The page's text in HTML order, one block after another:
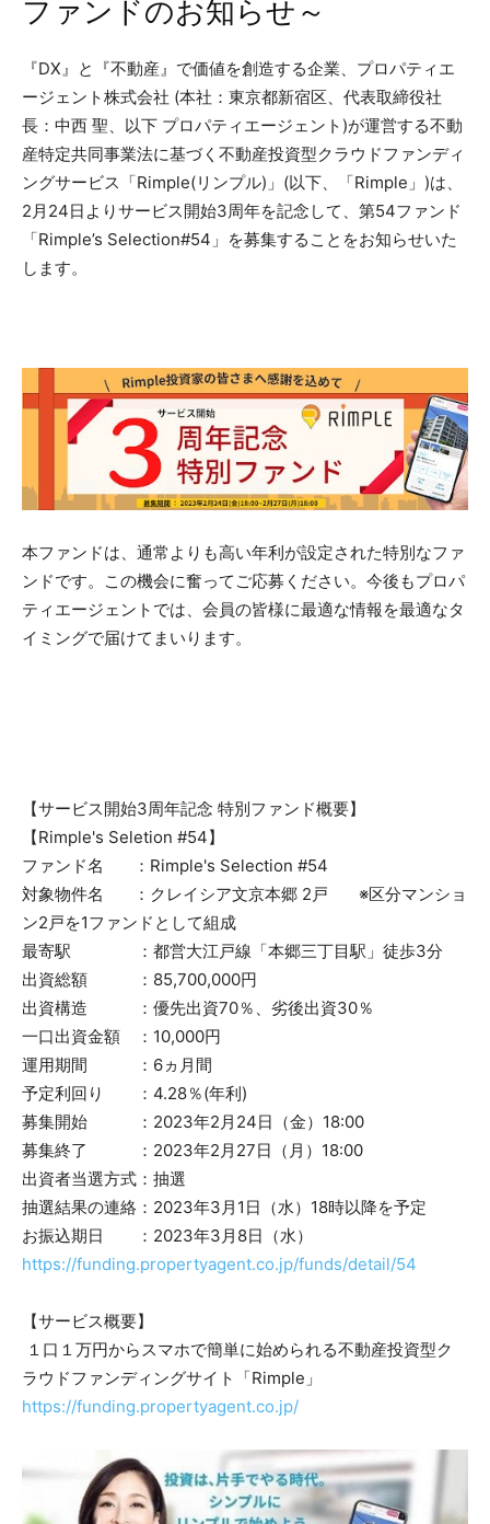
ファンドのお知らせ～
『DX』と『不動産』で価値を創造する企業、プロパティエ
ージェント株式会社 (本社：東京都新宿区、代表取締役社
⻑：中⻄ 聖、以下 プロパティエージェント)が運営する不動
産特定共同事業法に基づく不動産投資型クラウドファンディ
ングサービス「Rimple(リンプル)」(以下、「Rimple」)は、
2月24日よりサービス開始3周年を記念して、第54ファンド
「Rimple’s Selection#54」を募集することをお知らせいた
します。
本ファンドは、通常よりも高い年利が設定された特別なファ
ンドです。この機会に奮ってご応募ください。今後もプロパ
ティエージェントでは、会員の皆様に最適な情報を最適なタ
イミングで届けてまいります。
【サービス開始3周年記念 特別ファンド概要】
【Rimple's Seletion #54】
ファンド名 ：Rimple's Selection #54
対象物件名 ：クレイシア文京本郷 2戸 ※区分マンショ
ン2戸を1ファンドとして組成
最寄駅 ：都営大江戸線「本郷三丁目駅」徒歩3分
出資総額 ：85,700,000円
出資構造 ：優先出資70％、劣後出資30％
一口出資金額 ：10,000円
運用期間 ：6ヵ月間
予定利回り ：4.28％(年利)
募集開始 ：2023年2月24日（金）18:00
募集終了 ：2023年2月27日（月）18:00
出資者当選方式：抽選
抽選結果の連絡：2023年3月1日（水）18時以降を予定
お振込期日 ：2023年3月8日（水）
https://funding.propertyagent.co.jp/funds/detail/54
【サービス概要】
１口１万円からスマホで簡単に始められる不動産投資型ク
ラウドファンディングサイト「Rimple」
https://funding.propertyagent.co.jp/